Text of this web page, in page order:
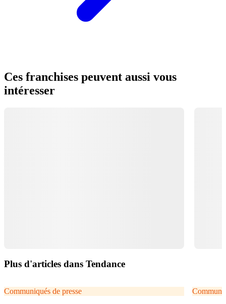
Ces franchises peuvent aussi vous
intéresser
Plus d'articles dans Tendance
Communiqués de presse